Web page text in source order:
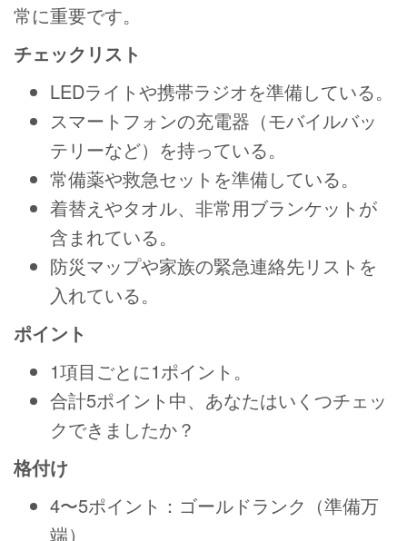
常に重要です。
チェックリスト
LEDライトや携帯ラジオを準備している。
スマートフォンの充電器（モバイルバッ
テリーなど）を持っている。
常備薬や救急セットを準備している。
着替えやタオル、非常用ブランケットが
含まれている。
防災マップや家族の緊急連絡先リストを
入れている。
ポイント
1項目ごとに1ポイント。
合計5ポイント中、あなたはいくつチェッ
クできましたか？
格付け
4〜5ポイント：ゴールドランク（準備万
端）